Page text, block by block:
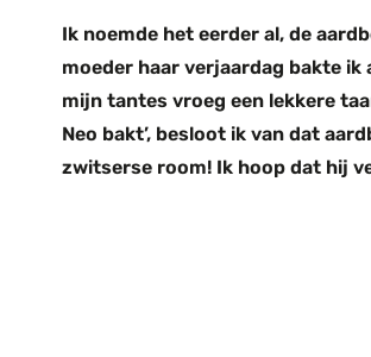
Ik noemde het eerder al, de
moeder haar verjaardag bakte ik
mijn tantes vroeg een lekkere
Neo bakt’, besloot ik van dat
zwitserse room! Ik hoop dat hij